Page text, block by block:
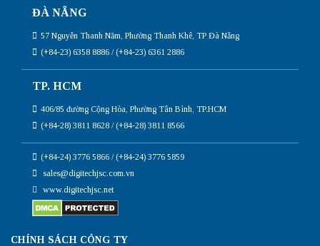
ĐÀ NẴNG
57 Nguyễn Thanh Năm, Phường Thanh Khê, TP Đà Nẵng
(+84-23) 6358 8886 / (+84-23) 6361 2886
TP. HCM
406/85 đường Cộng Hòa, Phường Tân Bình, TP.HCM
(+84-28) 3811 8628 / (+84-28) 3811 8566
(+84-24) 3776 5866 / (+84-24) 3776 5859
sales@digitechjsc.com.vn
www.digitechjsc.net
CHÍNH SÁCH CÔNG TY